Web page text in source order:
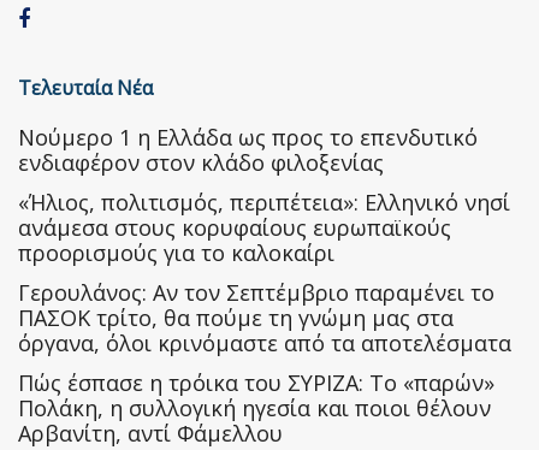
Τελευταία Νέα
Nούμερο 1 η Ελλάδα ως προς το επενδυτικό
ενδιαφέρον στον κλάδο φιλοξενίας
«Ήλιος, πολιτισμός, περιπέτεια»: Ελληνικό νησί
ανάμεσα στους κορυφαίους ευρωπαϊκούς
προορισμούς για το καλοκαίρι
Γερουλάνος: Αν τον Σεπτέμβριο παραμένει το
ΠΑΣΟΚ τρίτο, θα πούμε τη γνώμη μας στα
όργανα, όλοι κρινόμαστε από τα αποτελέσματα
Πώς έσπασε η τρόικα του ΣΥΡΙΖΑ: Το «παρών»
Πολάκη, η συλλογική ηγεσία και ποιοι θέλουν
Αρβανίτη, αντί Φάμελλου